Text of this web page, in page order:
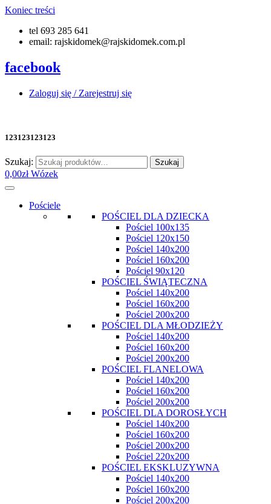
Koniec treści
tel 693 285 641
email: rajskidomek@rajskidomek.com.pl
facebook
Zaloguj się / Zarejestruj się
123123123123
Szukaj: Szukaj
0,00zł Wózek
Pościele
POŚCIEL DLA DZIECKA
Pościel 100x135
Pościel 120x150
Pościel 140x200
Pościel 160x200
Pościel 90x120
POŚCIEL ŚWIĄTECZNA
Pościel 140x200
Pościel 160x200
Pościel 200x200
POŚCIEL DLA MŁODZIEŻY
Pościel 140x200
Pościel 160x200
Pościel 200x200
POŚCIEL FLANELOWA
Pościel 140x200
Pościel 160x200
Pościel 200x200
POŚCIEL DLA DOROSŁYCH
Pościel 140x200
Pościel 160x200
Pościel 200x200
Pościel 220x200
POŚCIEL EKSKLUZYWNA
Pościel 140x200
Pościel 160x200
Pościel 200x200